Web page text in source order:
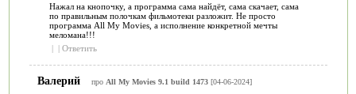
Нажал на кнопочку, а программа сама найдёт, сама скачает, сама
по правильным полочкам фильмотеки разложит. Не просто
программа All My Movies, а исполнение конкретной мечты
меломана!!!
Ответить
Валерий про All My Movies 9.1 build 1473[04-06-2024]